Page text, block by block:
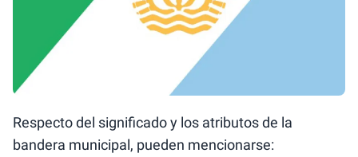
Respecto del significado y los atributos de la
bandera municipal, pueden mencionarse: